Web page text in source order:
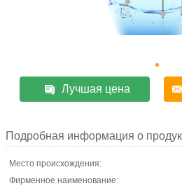
Лучшая цена
Подробная информация о
Место происхождения:
Фирменное наименование: